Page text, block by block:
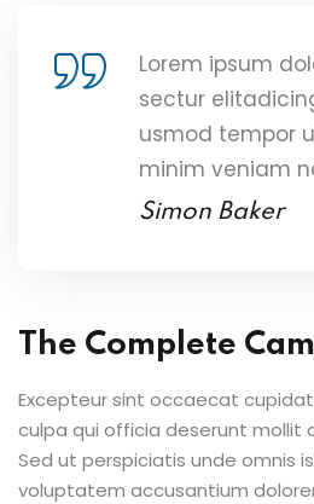
Lorem ipsum
sectur
usmod tempor
minim veniam
Simon Baker
The Complete
Excepteur sint occaecat
culpa qui officia deserunt mollit
Sed ut perspiciatis unde omnis
voluptatem accusantium